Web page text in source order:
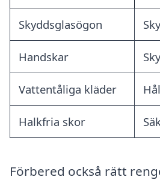
Skyddsglasögon
Handskar
Vattentåliga kläder
Halkfria skor
Förbered också rätt